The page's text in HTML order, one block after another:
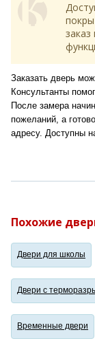
Заказать дверь
Консультанты
После замера
пожеланий, а
адресу. Доступны
Похожие
Двери для школы
Двери с
Временные двери